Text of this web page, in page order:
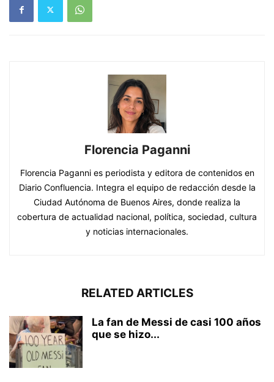
Florencia Paganni
Florencia Paganni es periodista y editora de contenidos en
Diario Confluencia. Integra el equipo de redacción desde la
Ciudad Autónoma de Buenos Aires, donde realiza la
cobertura de actualidad nacional, política, sociedad, cultura
y noticias internacionales.
RELATED ARTICLES
La fan de Messi de casi 100 años
que se hizo...